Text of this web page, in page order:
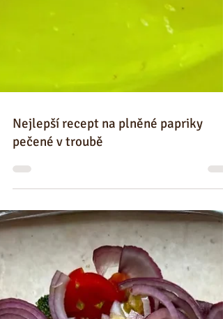
Nejlepší recept na plněné papriky
pečené v troubě